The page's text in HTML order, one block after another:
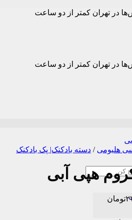
در تهران کمتر از دو ساعت
در تهران کمتر از دو ساعت
هلیومی / دسته بادکنک| پک بادکنک
تومان